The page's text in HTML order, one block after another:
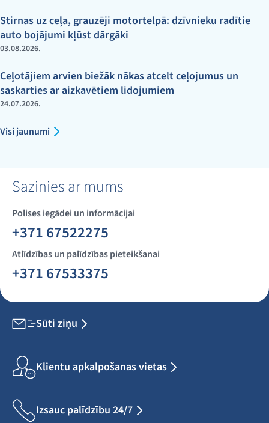
Stirnas uz ceļa, grauzēji motortelpā: dzīvnieku radītie
auto bojājumi kļūst dārgāki
03.08.2026.
Ceļotājiem arvien biežāk nākas atcelt ceļojumus un
saskarties ar aizkavētiem lidojumiem
24.07.2026.
Visi jaunumi
Sazinies ar mums
Polises iegādei un informācijai
+371 67522275
Atlīdzības un palīdzības pieteikšanai
+371 67533375
Sūti ziņu
Klientu apkalpošanas vietas
Izsauc palīdzību 24/7